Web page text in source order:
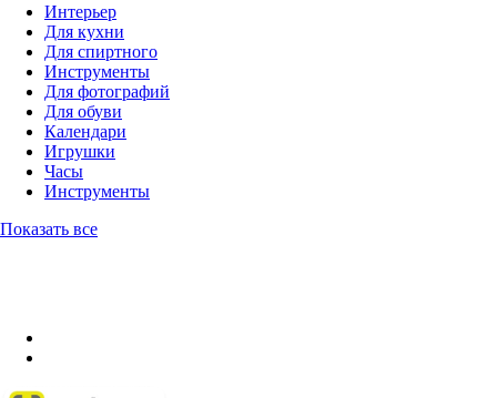
Интерьер
Для кухни
Для спиртного
Инструменты
Для фотографий
Для обуви
Календари
Игрушки
Часы
Инструменты
Показать все